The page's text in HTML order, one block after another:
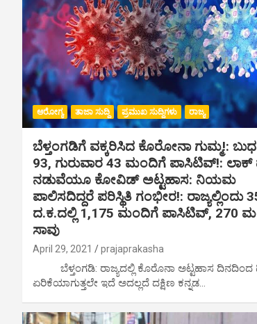
ಆರೋಗ್ಯ ತಾಜಾ ಸುದ್ದಿ ಪ್ರಮುಖ ಸುದ್ದಿಗಳು ರಾಜ್ಯ
ಬೆಳ್ತಂಗಡಿಗೆ ವಕ್ಕರಿಸಿದ ಕೊರೋನಾ ಗುಮ್ಮ!:
93, ಗುರುವಾರ 43 ಮಂದಿಗೆ ಪಾಸಿಟಿವ್!:
ನಡುವೆಯೂ ಕೋವಿಡ್ ಅಟ್ಟಹಾಸ: ನಿಯಮ
ಪಾಲಿಸದಿದ್ದರೆ ಪರಿಸ್ಥಿತಿ ಗಂಭೀರ!: ರಾಜ್ಯಲ್ಲಿಂದು
ದ.ಕ.ದಲ್ಲಿ 1,175 ಮಂದಿಗೆ ಪಾಸಿಟಿವ್, 270
ಸಾವು
April 29, 2021 prajaprakasha
ಬೆಳ್ತಂಗಡಿ: ರಾಜ್ಯದಲ್ಲಿ ಕೊರೊನಾ ಅಟ್ಟಹಾಸ ದಿನದಿಂದ
ಏರಿಕೆಯಾಗುತ್ತಲೇ ಇದೆ ಅದಲ್ಲದೆ ದಕ್ಷಿಣ ಕನ್ನಡ…